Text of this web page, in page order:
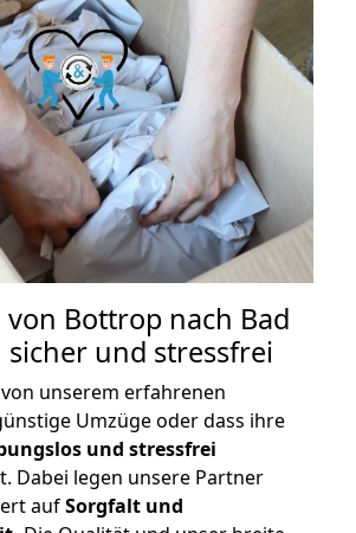
von Bottrop nach Bad
sicher und stressfrei
unserem erfahrenen
Umzüge oder dass ihre
und stressfrei
Dabei legen unsere Partner
aufSorgfalt und